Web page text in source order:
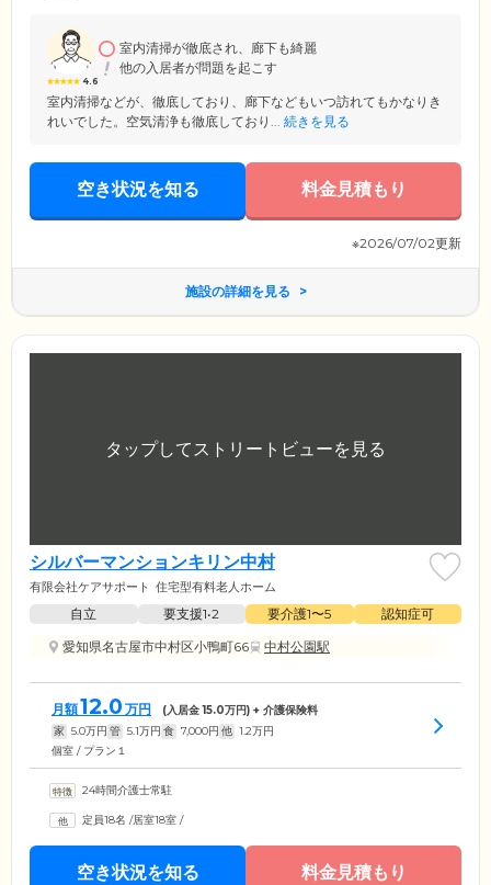
した毎日をお楽しみください。そのほか敷金・礼金は0円のため、初期費
用を抑えてお引越ししたい方にもぴったりです。
4.6
室内清掃が徹底され、廊下も綺麗
他の入居者が問題を起こす
室内清掃などが、徹底しており、廊下などもいつ訪れてもかなりき
れいでした。空気清浄も徹底しており... 続きを見る
空き状況を知る 料金見積もり
※2026/07/02更新
施設の詳細を見る
シルバーマンションキリン中村
有限会社ケアサポート 住宅型有料老人ホーム
自立 要支援1•2 要介護1〜5
認知症可
愛知県名古屋市中村区小鴨町66
中村公園駅
月額12.0 万円 (入居金15.0万円) + 介護保険料
家 5.0万円 管 5.1万円 食 7,000円 他 1.2万円
個室 / プラン１
24時間介護士常駐
定員18名 /居室18室 /
空き状況を知る 料金見積もり